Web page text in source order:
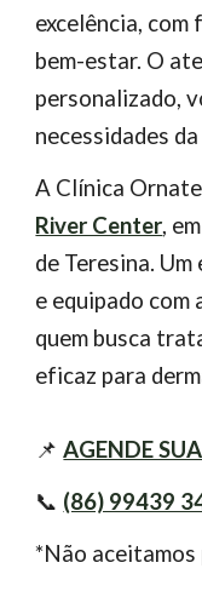
excelência, com
bem-estar. O
personalizado,
necessidades
A Clínica
River Center,
de Teresina.
e equipado
quem busca
eficaz para
📌AGENDE
📞 (86) 99439
*Não aceitamos